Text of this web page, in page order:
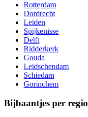
Rotterdam
Dordrecht
Leiden
Spijkenisse
Delft
Ridderkerk
Gouda
Leidschendam
Schiedam
Gorinchem
Bijbaantjes per regio